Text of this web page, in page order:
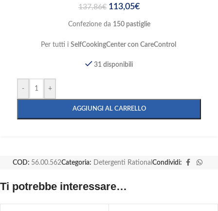
137,86€ 113,05€
Confezione da 150 pastiglie
Per tutti i SelfCookingCenter con CareControl
31 disponibili
- +
AGGIUNGI AL CARRELLO
COD: 56.00.562Categoria: Detergenti Rational Condividi:
Ti potrebbe interessare…